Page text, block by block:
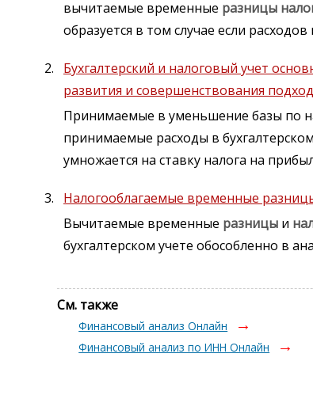
вычитаемые временные разницы
образуется в том случае если расходов
Бухгалтерский и налоговый учет
развития и совершенствования
Принимаемые в уменьшение базы по
принимаемые расходы в
умножается на ставку налога на
Налогооблагаемые временные
Вычитаемые временные разницы и
бухгалтерском учете обособленно в
См. также
Финансовый анализ Онлайн
Финансовый анализ по ИНН Онлайн